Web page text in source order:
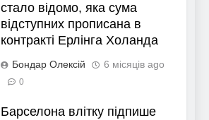
стало відомо, яка сума
відступних прописана в
контракті Ерлінга Холанда
Бондар Олексій 6 місяців ago
0
Барселона влітку підпише